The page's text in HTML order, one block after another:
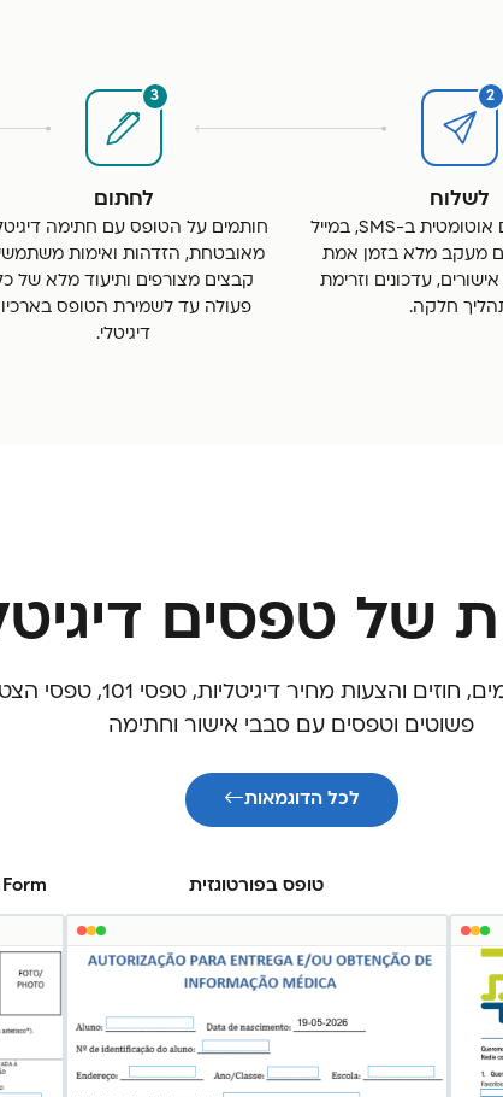
2
לשלוח
שולחים טפסים אוטומטית ב-SMS, במייל
מעקב מלא בזמן אמת
עדכונים וזרימת
חלקה.
3
לחתום
חותמים על הטופס עם חתימה
מאובטחת, הזדהות ואימות
קבצים מצורפים ותיעוד מלא של
פעולה עד לשמירת הטופס בארכיון
דיגיטלי.
של טפסים
כל סוגי הטפסים: הסכמים, חוזים
פשוטים וטפסים עם סבבי אישור וחתימה
לכל הדוגמאות
טופס בפורטוגזית